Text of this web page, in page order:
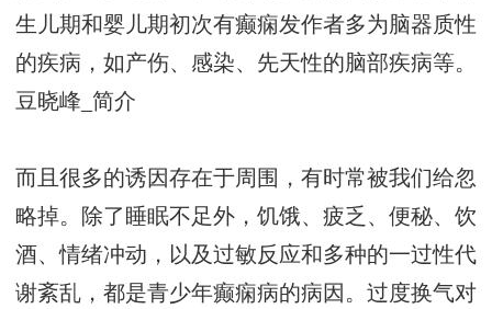
生儿期和婴儿期初次有癫痫发作者多为脑器质性
的疾病，如产伤、感染、先天性的脑部疾病等。
豆晓峰_简介
而且很多的诱因存在于周围，有时常被我们给忽
略掉。除了睡眠不足外，饥饿、疲乏、便秘、饮
酒、情绪冲动，以及过敏反应和多种的一过性代
谢紊乱，都是青少年癫痫病的病因。过度换气对